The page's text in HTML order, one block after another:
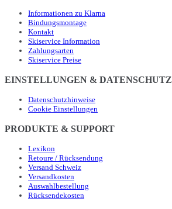
Informationen zu Klarna
Bindungsmontage
Kontakt
Skiservice Information
Zahlungsarten
Skiservice Preise
EINSTELLUNGEN & DATENSCHUTZ
Datenschutzhinweise
Cookie Einstellungen
PRODUKTE & SUPPORT
Lexikon
Retoure / Rücksendung
Versand Schweiz
Versandkosten
Auswahlbestellung
Rücksendekosten